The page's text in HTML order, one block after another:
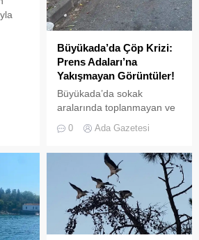
hiçe
Büyükada’da Çöp Krizi:
Prens Adaları’na
Yakışmayan Görüntüler!
Büyükada’da sokak
aralarında toplanmayan ve
tepkisine neden
aylarında hem yerli hem de
yabancı turistlerin akınına
uğrayan Büyükada’da,
çevre temizliği konusunda
yaşanan aksaklıklar adeta
pes dedirtti. Adanın tarihi ve
0 Ada Gazetesi